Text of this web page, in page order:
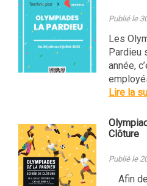
Publié le
Les
Pardieu
année,
Lire la
Clôture
Publié le
Afin